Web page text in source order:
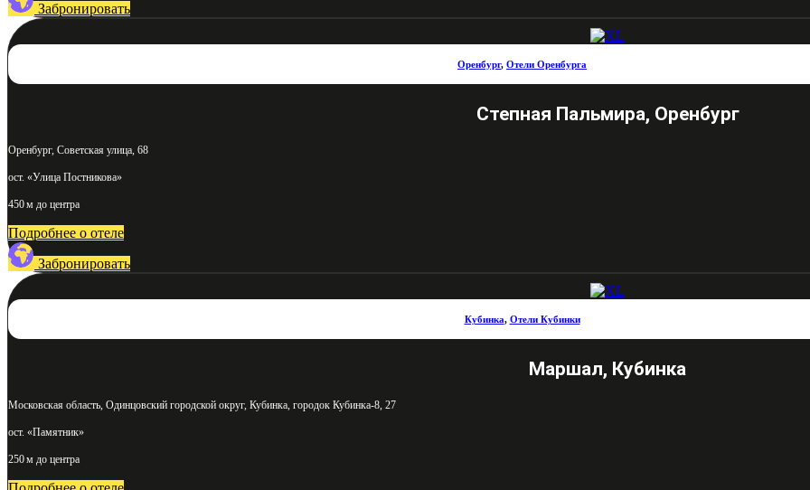
Забронировать
Оренбург,Отели Оренбурга
Степная Пальмира, Оренбург
Оренбург, Советская улица, 68
ост. «Улица Постникова»
450 м до центра
Подробнее о отеле
Забронировать
Кубинка, Отели Кубинки
Маршал, Кубинка
Московская область, Одинцовский городской округ, Кубинка, городок Кубинка-8, 27
ост. «Памятник»
250 м до центра